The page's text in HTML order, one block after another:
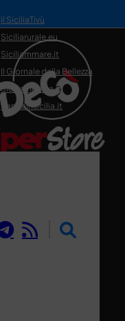
il SiciliaTivù
Siciliarurale.eu
Siciliammare.it
Il Giornale della Bellezza
Siciliamedica.it
Sanitainsicilia.it